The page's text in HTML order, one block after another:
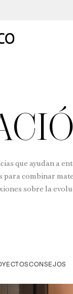
que ayudan a
para combinar
sobre la
CONSEJOS